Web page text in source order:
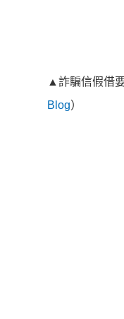
▲詐騙信假借
Blog）